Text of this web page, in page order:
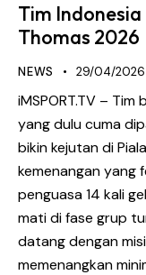
Tim
Thomas 2026
NEWS 29/04/2026
iMSPORT.TV –
yang dulu cuma
bikin kejutan di
kemenangan yang
penguasa 14 kali
mati di fase grup
datang dengan
memenangkan